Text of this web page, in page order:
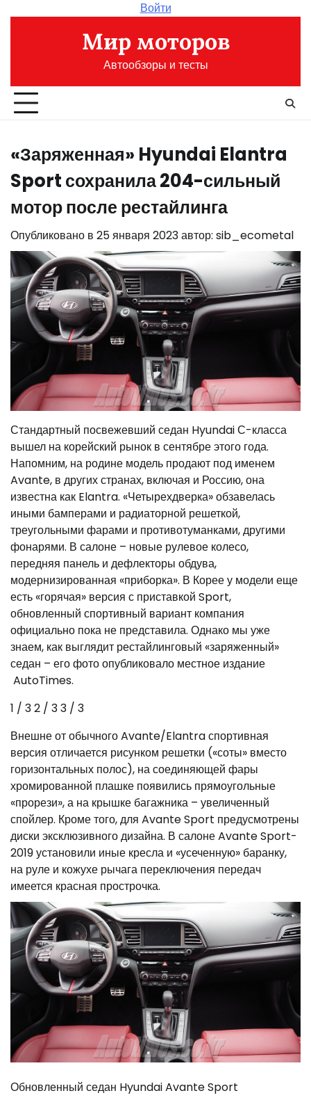
Войти
Мир моторов
Автообзоры и тесты
«Заряженная» Hyundai Elantra
Sport сохранила 204-сильный
мотор после рестайлинга
Опубликовано в 25 января 2023автор: sib_ecometal
Стандартный посвежевший седан Hyundai С-класса
вышел на корейский рынок в сентябре этого года.
Напомним, на родине модель продают под именем
Avante, в других странах, включая и Россию, она
известна как Elantra. «Четырехдверка» обзавелась
иными бамперами и радиаторной решеткой,
треугольными фарами и противотуманками, другими
фонарями. В салоне – новые рулевое колесо,
передняя панель и дефлекторы обдува,
модернизированная «приборка». В Корее у модели еще
есть «горячая» версия с приставкой Sport,
обновленный спортивный вариант компания
официально пока не представила. Однако мы уже
знаем, как выглядит рестайлинговый «заряженный»
седан – его фото опубликовало местное издание
AutoTimes.
1 / 32 / 33 / 3
Внешне от обычного Avante/Elantra спортивная
версия отличается рисунком решетки («соты» вместо
горизонтальных полос), на соединяющей фары
хромированной плашке появились прямоугольные
«прорези», а на крышке багажника – увеличенный
спойлер. Кроме того, для Avante Sport предусмотрены
диски эксклюзивного дизайна. В салоне Avante Sport-
2019 установили иные кресла и «усеченную» баранку,
на руле и кожухе рычага переключения передач
имеется красная прострочка.
Обновленный седан Hyundai Avante Sport